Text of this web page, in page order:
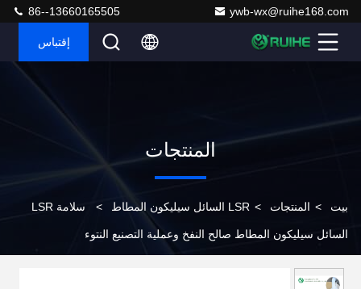
ywb-wx@ruihe168.com
86--13660165505
إقتباس
المنتجات
بيت > المنتجات > LSR السائل سيليكون المطاط > سلامة LSR
السائل سيليكون المطاط صالح النفخ وعملية التصنيع النتوء